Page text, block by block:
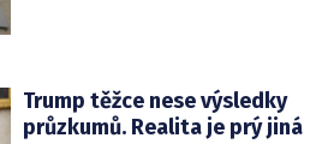
Trump těžce nese výsledky
průzkumů. Realita je prý jiná